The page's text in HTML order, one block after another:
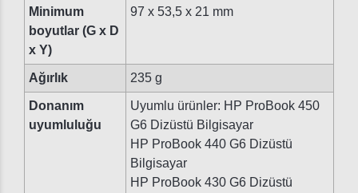
Minimum
boyutlar (G x D
x Y)
97 x 53,5 x 21 mm
Ağırlık 235 g
Donanım
uyumluluğu
Uyumlu ürünler: HP ProBook 450
G6 Dizüstü Bilgisayar
HP ProBook 440 G6 Dizüstü
Bilgisayar
HP ProBook 430 G6 Dizüstü